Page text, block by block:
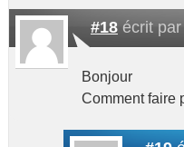
#18écrit par
Bonjour
Comment faire